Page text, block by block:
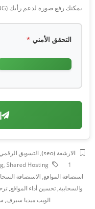
يمكنك رفع صورة لدعم رأيك (JPG, PNG, بحد أقصى 5 ميجابايت)
التحقق الأمني *
الارشفة (seo) , التسويق
1
, Shared Hosting
استضافة المواقع, الاستضافة
والسحابية, تحسين أداء المواقع,
الويب ميديا سيرف,